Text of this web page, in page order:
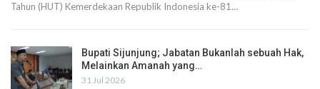
Tahun (HUT) Kemerdekaan Republik Indonesia ke-81…
Bupati Sijunjung; Jabatan Bukanlah sebuah Hak,
Melainkan Amanah yang…
31 Jul 2026